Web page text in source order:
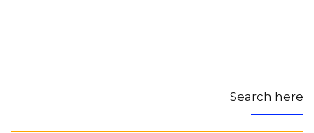
Search here